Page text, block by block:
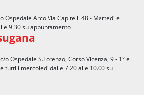
Ospedale Arco Via Capitelli 48 - Martedì e
9.30 su appuntamento
o Ospedale S.Lorenzo, Corso Vicenza, 9 - 1° e
tutti i mercoledì dalle 7.20 alle 10.00 su